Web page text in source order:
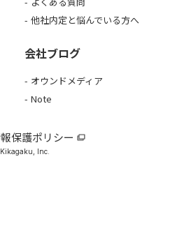
他社内定と悩んでいる方へ
会社ブログ
オウンドメディア
Note
保護ポリシー
Inc.